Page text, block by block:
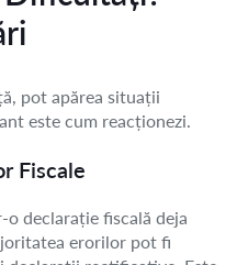
pot apărea situații
este cum reacționezi.
Fiscale
declarație fiscală deja
erorilor pot fi